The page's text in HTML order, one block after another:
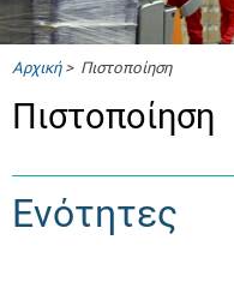
Αρχική> Πιστοποίηση
Πιστοποίηση
Ενότητες